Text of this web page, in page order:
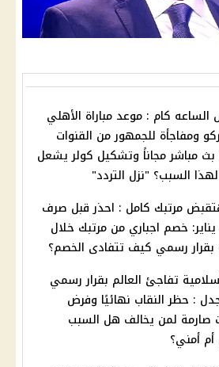
الساعه كام : موعد مباراة الأهلي
ومفاجأة للجمهور من القنوات
بث مباشر مجاناً وتشكيل كولر يشعل
السبب؟ "نزل التردد"
مرتبك كامل : احذر قبل صرف
يناير: خصم اجباري من مرتبك خلال
رسمي كيف تتفادى الخصم؟
تفاجئ العالم بقرار رسمي
: حظر النقاب نهائيًا وفرض
صارمة لمن يخالف هل السبب
أمني؟